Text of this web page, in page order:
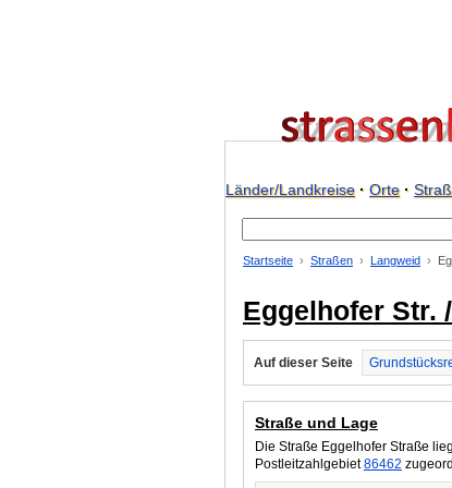
Länder/Landkreise· Orte·
Startseite Straßen Langweid
Eggelhofer Str.
Auf dieser Seite
Straße und Lage
Die Straße Eggelhofer Straße
Postleitzahlgebiet86462